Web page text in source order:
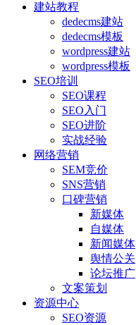
建站教程
dedecms建站
dedecms模板
wordpress建站
wordpress模板
SEO培训
SEO课程
SEO入门
SEO进阶
实战经验
网络营销
SEM竞价
SNS营销
口碑营销
新媒体
自媒体
新闻媒体
舆情公关
论坛推广
文案策划
资源中心
SEO资源